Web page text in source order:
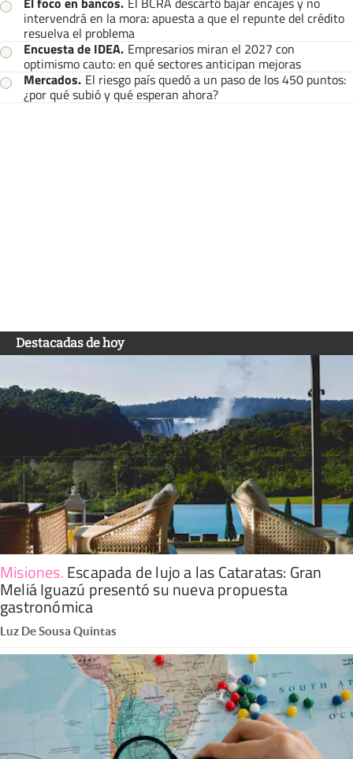
intervendrá en la mora: apuesta a que el repunte del crédito
resuelva el problema
Encuesta de IDEA. Empresarios miran el 2027 con
optimismo cauto: en qué sectores anticipan mejoras
Mercados. El riesgo país quedó a un paso de los 450 puntos:
¿por qué subió y qué esperan ahora?
Destacadas de hoy
Misiones.Escapada de lujo a las Cataratas: Gran
Meliá Iguazú presentó su nueva propuesta
gastronómica
Luz De Sousa Quintas